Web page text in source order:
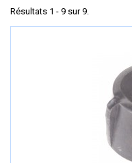
Résultats 1 - 9 sur 9.